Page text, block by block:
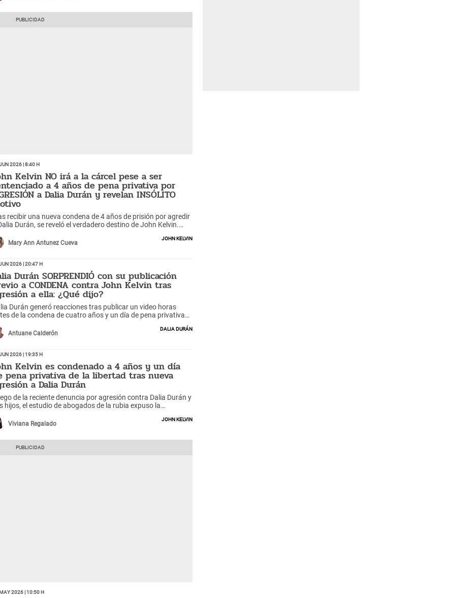
2026 | 8:40 h
Kelvin NO irá a la cárcel pese a ser
a 4 años de pena privativa por
a Dalia Durán y revelan INSÓLITO
recibir una nueva condena de 4 años de prisión por agredir
Durán, se reveló el verdadero destino de John Kelvin.
Mary Ann Antunez Cueva
John Kelvin
2026 | 20:47 h
Durán SORPRENDIÓ con su publicación
a CONDENA contra John Kelvin tras
a ella: ¿Qué dijo?
Durán generó reacciones tras publicar un video horas
de la condena de cuatro años y un día de pena privativa
Antuane Calderón
Dalia Durán
2026 | 19:35 h
Kelvin es condenado a 4 años y un día
pena privativa de la libertad tras nueva
a Dalia Durán
de la reciente denuncia por agresión contra Dalia Durán y
hijos, el estudio de abogados de la rubia expuso la
será su condena y cómo deberá cumplirla?
Viviana Regalado
John Kelvin
2026 | 10:50 h